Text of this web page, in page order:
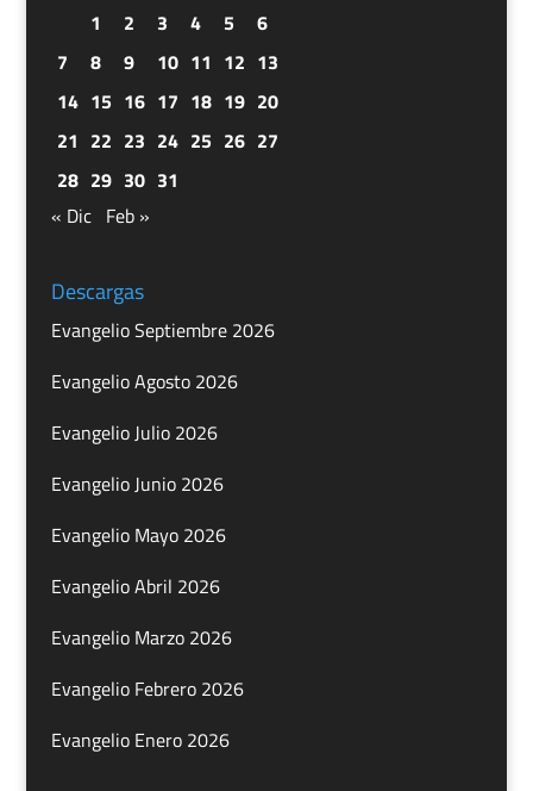
1
2 3 4 5
6
7
8 9 10 11 12 13
14 15 16 17 18 19 20
21 22 23 24 25 26 27
28 29 30 31
« Dic Feb »
Descargas
Evangelio Septiembre 2026
Evangelio Agosto 2026
Evangelio Julio 2026
Evangelio Junio 2026
Evangelio Mayo 2026
Evangelio Abril 2026
Evangelio Marzo 2026
Evangelio Febrero 2026
Evangelio Enero 2026